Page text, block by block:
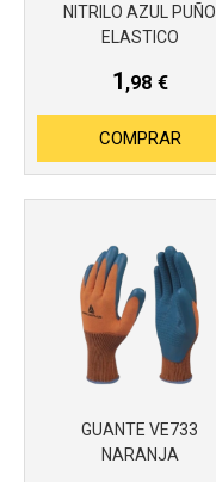
NITRILO AZUL PUÑO
ELASTICO
1 ,98 €
COMPRAR
GUANTE VE733
NARANJA